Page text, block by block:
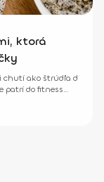
ktorá
chutí ako štrúdľa d
patrí do fitness